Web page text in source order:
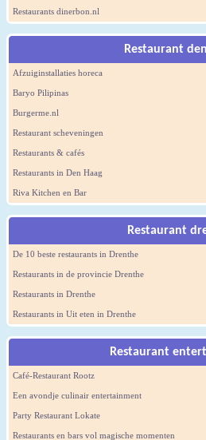
Restaurants dinerbon.nl
Restaurant
Afzuiginstallaties horeca
Baryo Pilipinas
Burgerme.nl
Restaurant scheveningen
Restaurants & cafés
Restaurants in Den Haag
Riva Kitchen en Bar
Restaurant
De 10 beste restaurants in Drenthe
Restaurants in de provincie Drenthe
Restaurants in Drenthe
Restaurants in Uit eten in Drenthe
Restaurant
Café-Restaurant Rootz
Een avondje culinair entertainment
Party Restaurant Lokate
Restaurants en bars vol magische momenten